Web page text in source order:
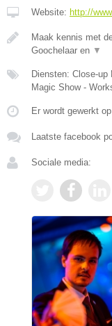
Website: http://
Maak kennis met
Goochelaar en ▼
Diensten: Close-
Magic Show -
Er wordt gewerkt
Laatste facebook
Sociale media: